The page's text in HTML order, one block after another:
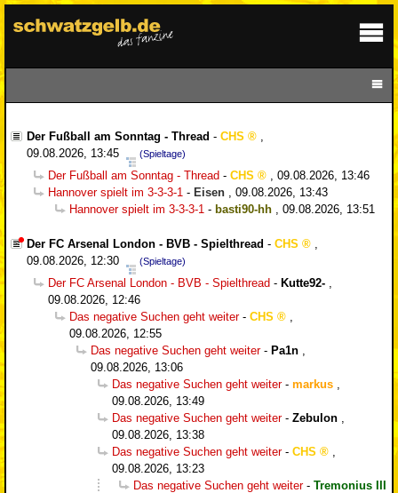
Der Fußball am Sonntag - Thread - CHS
,
09.08.2026, 13:45
(Spieltage)
Der Fußball am Sonntag - Thread - CHS , 09.08.2026, 13:46
Hannover spielt im 3-3-3-1 - Eisen , 09.08.2026, 13:43
Hannover spielt im 3-3-3-1 - basti90-hh , 09.08.2026, 13:51
Der FC Arsenal London - BVB - Spielthread - CHS
09.08.2026, 12:30
(Spieltage)
Der FC Arsenal London - BVB - Spielthread - Kutte92-
09.08.2026, 12:46
Das negative Suchen geht weiter- CHS
09.08.2026, 12:55
Das negative Suchen geht weiter- Pa1n
09.08.2026, 13:06
Das negative Suchen geht weiter- markus
09.08.2026, 13:49
Das negative Suchen geht weiter- Zebulon
09.08.2026, 13:38
Das negative Suchen geht weiter- CHS
09.08.2026, 13:23
Das negative Suchen geht weiter- Tremonius III